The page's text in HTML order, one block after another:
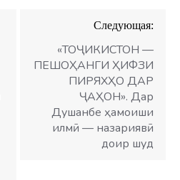
Следующая:
«ТОҶИКИСТОН —
ПЕШОҲАНГИ ҲИФЗИ
ПИРЯХҲО ДАР
ҶАҲОН». Дар
Душанбе ҳамоиши
илмӣ — назариявӣ
доир шуд